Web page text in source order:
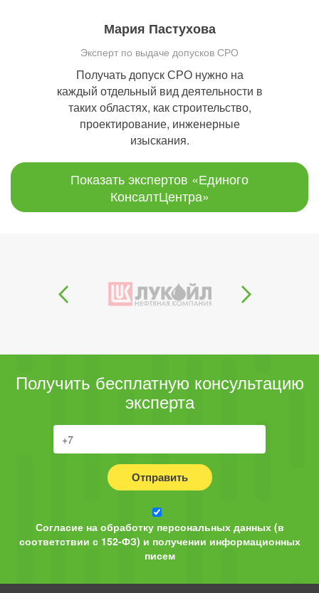
Мария Пастухова
Эксперт по выдаче допусков СРО
Получать допуск СРО нужно на
каждый отдельный вид деятельности в
таких областях, как строительство,
проектирование, инженерные
изыскания.
Показать экспертов «Единого
КонсалтЦентра»
Получить бесплатную консультацию
эксперта
Отправить
Согласие на обработку персональных данных (в
соответствии с 152-ФЗ) и получении информационных
писем